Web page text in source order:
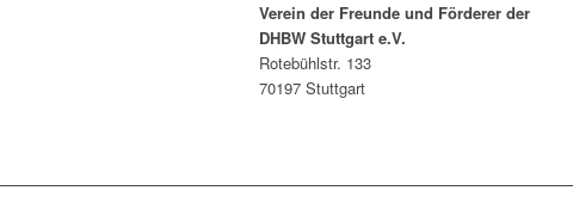
Verein der Freunde und Förderer der
DHBW Stuttgart e.V.
Rotebühlstr. 133
70197 Stuttgart